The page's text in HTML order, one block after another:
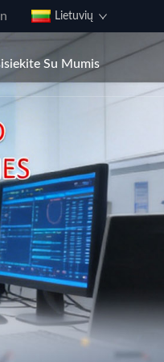
Lietuvių
Su Mumis